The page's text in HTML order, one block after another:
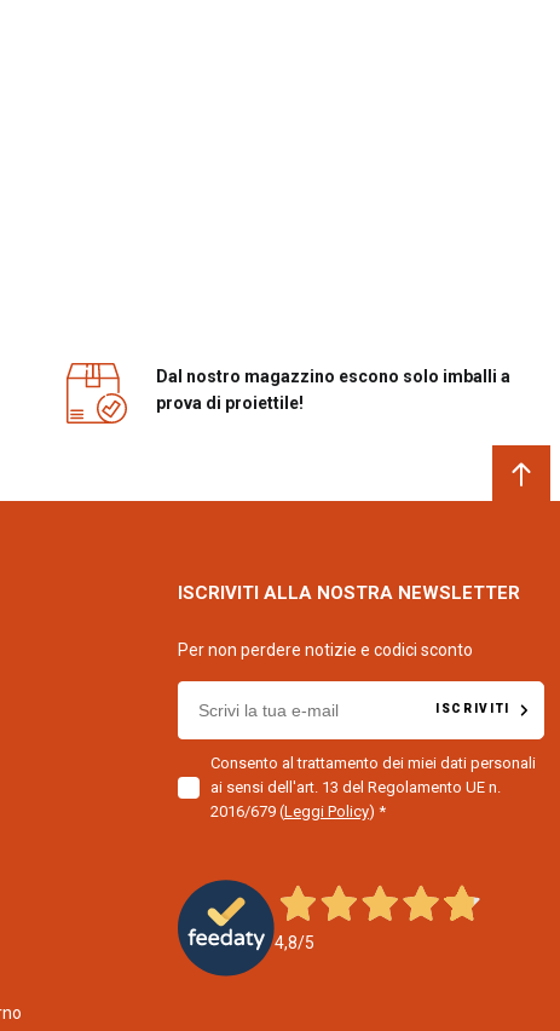
Dal nostro magazzino escono solo imballi a
prova di proiettile!
ISCRIVITI ALLA NOSTRA NEWSLETTER
Per non perdere notizie e codici sconto
i
l
n
e
w
ISCRIVITI
Consento al trattamento dei miei dati personali
ai sensi dell'art. 13 del Regolamento UE n.
2016/679 (Leggi Policy)
4,8/5